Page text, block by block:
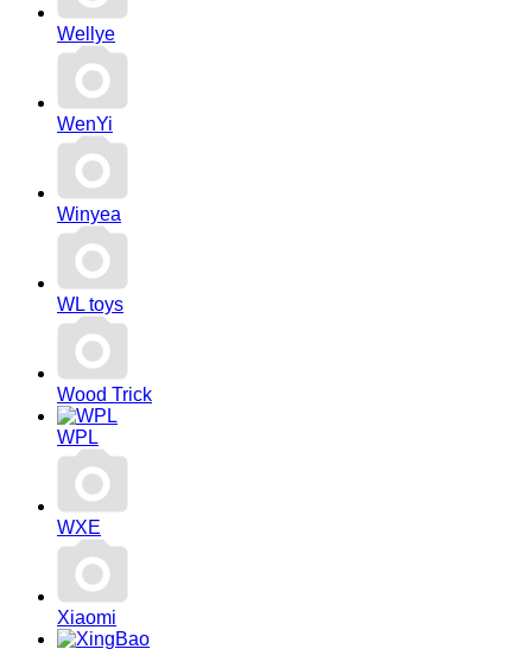
Wellye
WenYi
Winyea
WL toys
Wood Trick
WPL
WXE
Xiaomi